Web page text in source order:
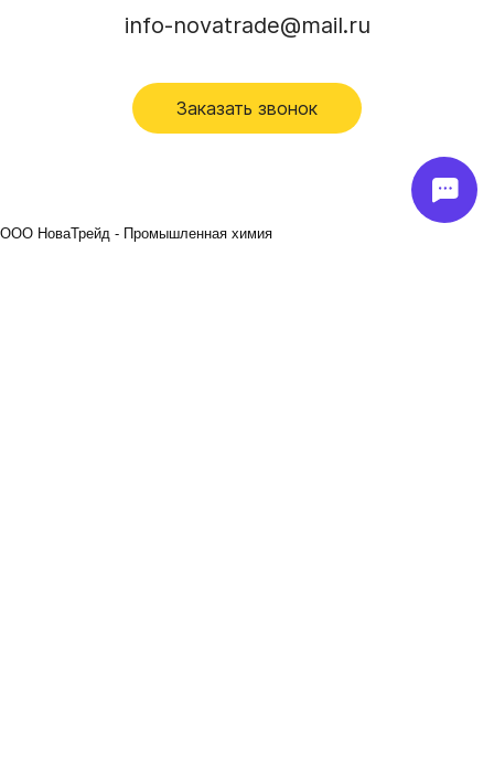
info-novatrade@mail.ru
Заказать звонок
ООО НоваТрейд - Промышленная химия